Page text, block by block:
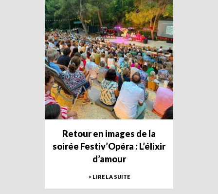
Retour en images de la
soirée Festiv’Opéra : L’élixir
d’amour
> LIRE LA SUITE